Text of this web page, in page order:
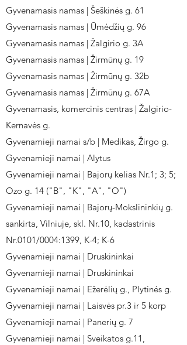
Gyvenamasis namas | Šeškinės g. 61
Gyvenamasis namas | Ūmėdžių g. 96
Gyvenamasis namas | Žalgirio g. 3A
Gyvenamasis namas | Žirmūnų g. 19
Gyvenamasis namas | Žirmūnų g. 32b
Gyvenamasis namas | Žirmūnų g. 67A
Gyvenamasis, komercinis centras | Žalgirio-
Kernavės g.
Gyvenamieji namai s/b | Medikas, Žirgo g.
Gyvenamieji namai | Alytus
Gyvenamieji namai | Bajorų kelias Nr.1; 3; 5;
Ozo g. 14 ("B", "K", "A", "O")
Gyvenamieji namai | Bajorų-Mokslininkių g.
sankirta, Vilniuje, skl. Nr.10, kadastrinis
Nr.0101/0004:1399, K-4; K-6
Gyvenamieji namai | Druskininkai
Gyvenamieji namai | Druskininkai
Gyvenamieji namai | Ežerėlių g., Plytinės g.
Gyvenamieji namai | Laisvės pr.3 ir 5 korp
Gyvenamieji namai | Panerių g. 7
Gyvenamieji namai | Sveikatos g.11,